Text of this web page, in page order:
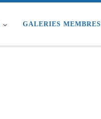
GALERIES MEMBRES